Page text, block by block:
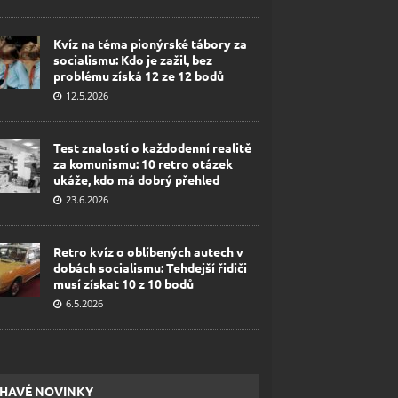
Kvíz na téma pionýrské tábory za
socialismu: Kdo je zažil, bez
problému získá 12 ze 12 bodů
12.5.2026
Test znalostí o každodenní realitě
za komunismu: 10 retro otázek
ukáže, kdo má dobrý přehled
23.6.2026
Retro kvíz o oblíbených autech v
dobách socialismu: Tehdejší řidiči
musí získat 10 z 10 bodů
6.5.2026
NOVINKY